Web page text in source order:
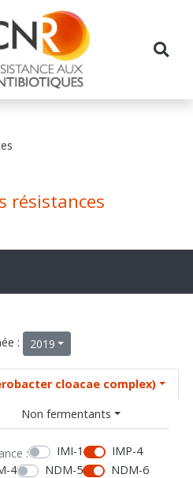
résistances
: 2019
cloacae complex)
Non fermentants
: IMI-1
IMP-4
4 NDM-5
NDM-6